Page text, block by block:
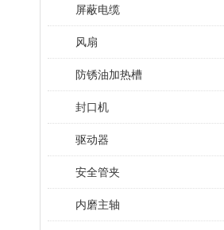
屏蔽电缆
风扇
防锈油加热槽
封口机
驱动器
安全管夹
内磨主轴